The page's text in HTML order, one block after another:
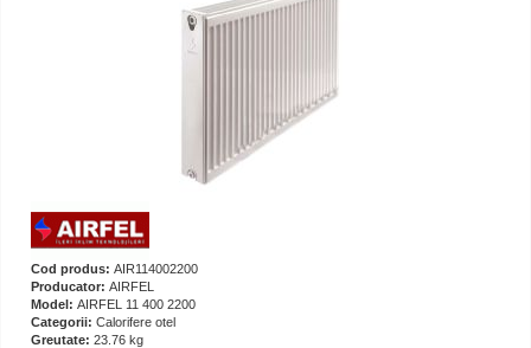
Cod produs: AIR114002200
Producator: AIRFEL
Model: AIRFEL 11 400 2200
Categorii: Calorifere otel
Greutate: 23.76 kg